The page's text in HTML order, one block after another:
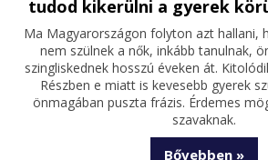
tudod kikerülni a gyerek
Ma Magyarországon folyton azt hallani,
nem szülnek a nők, inkább tanulnak,
szingliskednek hosszú éveken át.
Részben e miatt is kevesebb gyerek
önmagában puszta frázis. Érdemes
szavaknak.
Bővebben »